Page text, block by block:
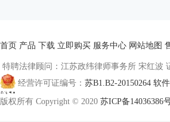
首页 产品 下载 立即购买 服务中心 网站地图
特聘法律顾问：江苏政纬律师事务所 宋红波
经营许可证编号： 苏B1.B2-20150264 软
版权所有 Copyright © 2020 苏ICP备14036386